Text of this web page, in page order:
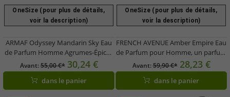
OneSize (pour plus de détails,
voir la description)
ARMAF Odyssey Mandarin Sky Eau
de Parfum Homme Agrumes-Épices
100ml Orange/Bleu
Avant:55,00 €* 30,24 €
dans le panier
OneSize (pour plus de détails,
voir la description)
FRENCH AVENUE Amber Empire Eau
de Parfum pour Homme, un parfum
doux et épicé, pour le corps, flacon
noir
Avant:59,90 €* 28,23 €
dans le panier